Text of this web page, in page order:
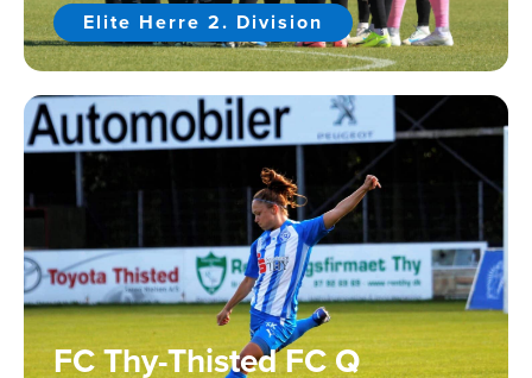
Elite Herre 2. Division
FC Thy-Thisted FC Q